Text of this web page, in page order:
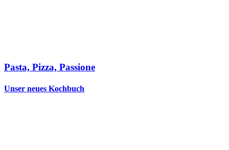
Pasta, Pizza, Passione
Unser neues Kochbuch